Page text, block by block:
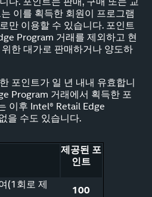
이를 획득한 회원이 프로그램
만 이용할 수 있습니다. 포인트
Program 거래를 제외하고 현
한 대가로 판매하거나 양도하
포인트가 일 년 내내 유효합니
Program 거래에서 획득한 포
이후 Intel® Retail Edge
을 수도 있습니다.
제공된 포
인트
(1회로 제
100